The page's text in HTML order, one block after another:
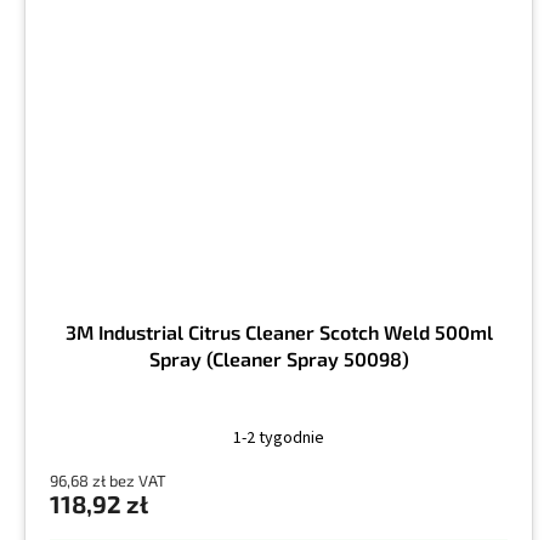
3M Industrial Citrus Cleaner Scotch Weld 500ml
Spray (Cleaner Spray 50098)
1-2 tygodnie
96,68 zł bez VAT
118,92 zł